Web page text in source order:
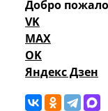
Добро
VK
MAX
OK
Яндекс Дзен